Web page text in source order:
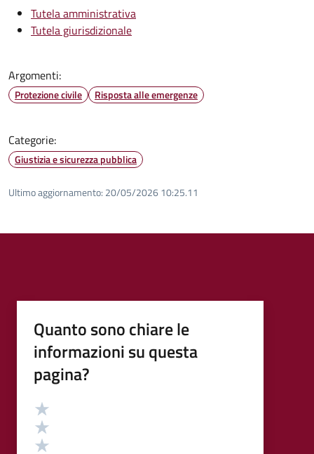
Tutela amministrativa
Tutela giurisdizionale
Argomenti:
Protezione civile Risposta alle emergenze
Categorie:
Giustizia e sicurezza pubblica
Ultimo aggiornamento: 20/05/2026 10:25.11
Quanto sono chiare le
informazioni su questa
pagina?
Valutazione